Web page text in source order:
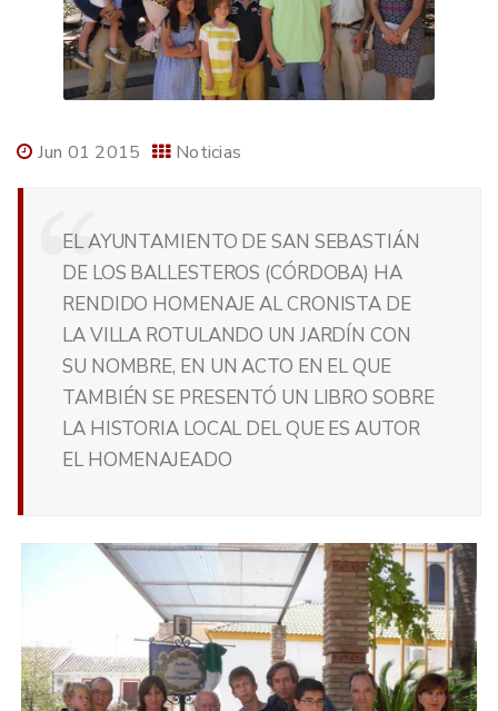
Jun 01 2015 Noticias
EL AYUNTAMIENTO DE SAN SEBASTIÁN
DE LOS BALLESTEROS (CÓRDOBA) HA
RENDIDO HOMENAJE AL CRONISTA DE
LA VILLA ROTULANDO UN JARDÍN CON
SU NOMBRE, EN UN ACTO EN EL QUE
TAMBIÉN SE PRESENTÓ UN LIBRO SOBRE
LA HISTORIA LOCAL DEL QUE ES AUTOR
EL HOMENAJEADO